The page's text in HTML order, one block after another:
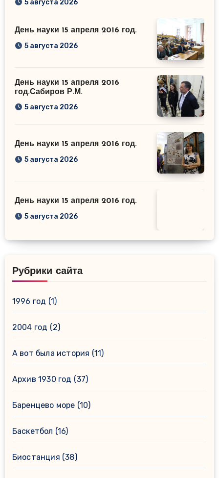
5 августа 2026
День науки 15 апреля 2016 год.
5 августа 2026
День науки 15 апреля 2016
год.Сабиров Р.М.
5 августа 2026
День науки 15 апреля 2016 год.
5 августа 2026
День науки 15 апреля 2016 год.
5 августа 2026
Рубрики сайта
1996 год (1)
2004 год (2)
А вот была история (11)
Архив 1930 год (37)
Баренцево море (10)
Баскетбол (16)
Биостанция (38)